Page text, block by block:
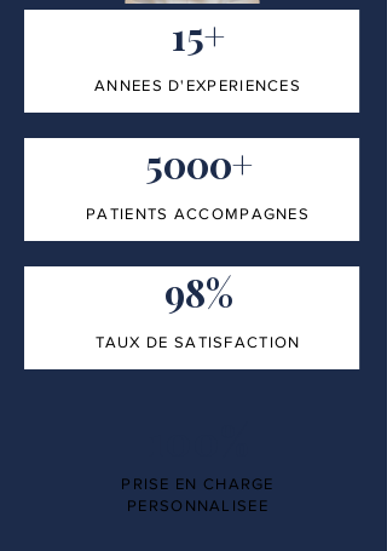
15+
ANNEES D'EXPERIENCES
5000+
PATIENTS ACCOMPAGNES
98%
TAUX DE SATISFACTION
PRISE EN CHARGE
PERSONNALISEE